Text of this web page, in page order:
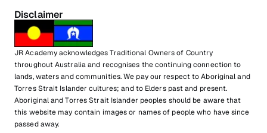
Disclaimer
JR Academy acknowledges Traditional Owners of Country
throughout Australia and recognises the continuing connection to
lands, waters and communities. We pay our respect to Aboriginal and
Torres Strait Islander cultures; and to Elders past and present.
Aboriginal and Torres Strait Islander peoples should be aware that
this website may contain images or names of people who have since
passed away.